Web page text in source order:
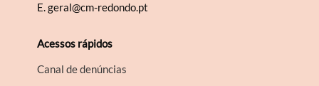
E.geral@cm-redondo.pt
Acessos rápidos
Canal de denúncias